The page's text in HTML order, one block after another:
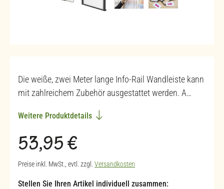
Die weiße, zwei Meter lange Info-Rail Wandleiste kann
mit zahlreichem Zubehör ausgestattet werden. A…
Weitere Produktdetails
Regulärer Preis:
53,95 €
Preise inkl. MwSt., evtl. zzgl. Versandkosten
Stellen Sie Ihren Artikel individuell zusammen: